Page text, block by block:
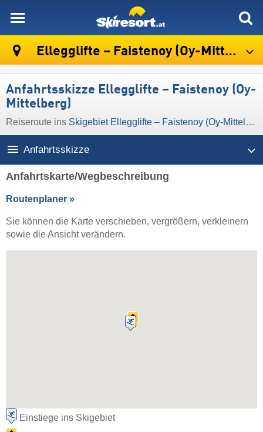
Ellegglifte – Faistenoy (Oy-Mittelberg)
Anfahrtsskizze Ellegglifte – Faistenoy (Oy-
Mittelberg)
Reiseroute ins Skigebiet Ellegglifte – Faistenoy (Oy-Mittelberg)
Anfahrtsskizze
Anfahrtskarte/Wegbeschreibung
Routenplaner »
Sie können die Karte verschieben, vergrößern, verkleinern
sowie die Ansicht verändern.
Einstiege ins Skigebiet